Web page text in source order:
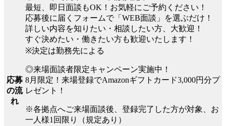
応募
の流
れ
最短、即日面談もOK！お気軽にご予約ください！
応募後に届くフォームで「WEB面談」を選ぶだけ！
詳しい内容を知りたい・相談したい方、大歓迎！
すぐ決めたい・働きたい方も歓迎いたします！
※決定は勤務先による
◎来場面談者限定キャンペーン実施中！
8月限定！来場登録でAmazonギフトカード3,000円分プ
レゼント！
※各拠点へご来場面談後、登録完了した方が対象、お
一人様1回限り（規定あり）